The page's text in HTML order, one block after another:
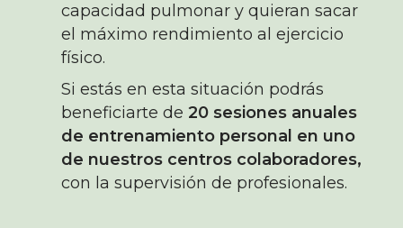
capacidad pulmonar y quieran sacar
el máximo rendimiento al ejercicio
físico.
Si estás en esta situación podrás
beneficiarte de 20 sesiones anuales
de entrenamiento personal en uno
de nuestros centros colaboradores,
con la supervisión de profesionales.